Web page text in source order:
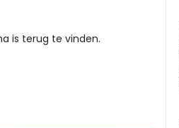
is terug te vinden.